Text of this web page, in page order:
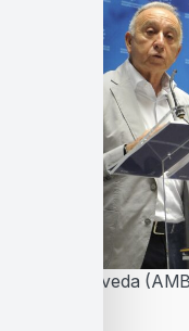
Antoni Poveda